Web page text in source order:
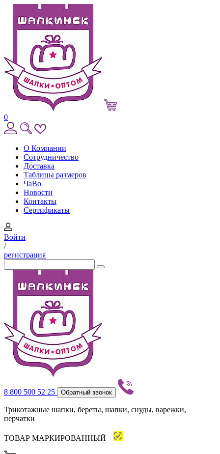
0
О Компании
Сотрудничество
Доставка
Таблицы размеров
ЧаВо
Новости
Контакты
Сертификаты
Войти
/
регистрация
8 800 500 52 25 Обратный звонок
Трикотажные шапки, береты, шапки, снуды, варежки,
перчатки
ТОВАР МАРКИРОВАННЫЙ